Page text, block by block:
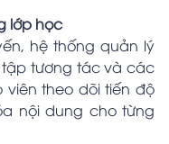
lớp học
hệ thống quản lý
tập tương tác và các
theo dõi tiến độ
nội dung cho từng